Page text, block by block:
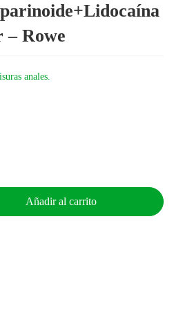
– Rowe
anales.
Añadir al carrito